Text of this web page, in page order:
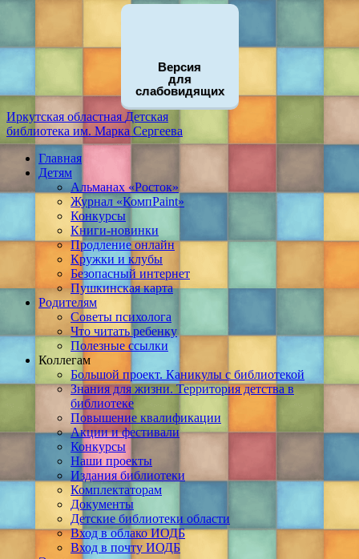
Версия
для
слабовидящих
Иркутская областная Детская
библиотека им. Марка Сергеева
Главная
Детям
Альманах «Росток»
Журнал «КомпPaint»
Конкурсы
Книги-новинки
Продление онлайн
Кружки и клубы
Безопасный интернет
Пушкинская карта
Родителям
Советы психолога
Что читать ребенку
Полезные ссылки
Коллегам
Большой проект. Каникулы с библиотекой
Знания для жизни. Территория детства в
библиотеке
Повышение квалификации
Акции и фестивали
Конкурсы
Наши проекты
Издания библиотеки
Комплектаторам
Документы
Детские библиотеки области
Вход в облако ИОДБ
Вход в почту ИОДБ